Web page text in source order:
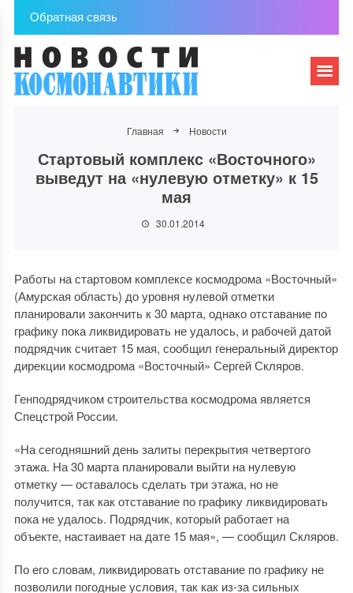
Обратная связь
Главная Новости
Стартовый комплекс «Восточного»
выведут на «нулевую отметку» к 15
мая
30.01.2014
Работы на стартовом комплексе космодрома «Восточный»
(Амурская область) до уровня нулевой отметки
планировали закончить к 30 марта, однако отставание по
графику пока ликвидировать не удалось, и рабочей датой
подрядчик считает 15 мая, сообщил генеральный директор
дирекции космодрома «Восточный» Сергей Скляров.
Генподрядчиком строительства космодрома является
Спецстрой России.
«На сегодняшний день залиты перекрытия четвертого
этажа. На 30 марта планировали выйти на нулевую
отметку — оставалось сделать три этажа, но не
получится, так как отставание по графику ликвидировать
пока не удалось. Подрядчик, который работает на
объекте, настаивает на дате 15 мая», — сообщил Скляров.
По его словам, ликвидировать отставание по графику не
позволили погодные условия, так как из-за сильных